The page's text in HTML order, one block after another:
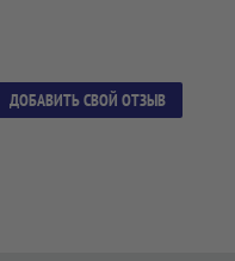
ДОБАВИТЬ СВОЙ ОТЗЫВ